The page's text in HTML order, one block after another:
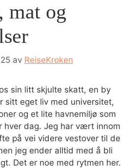
mat og
av ReiseKroken
sin litt skjulte skatt, en by
sitt eget liv med universitet,
og et lite havnemiljø som
hver dag. Jeg har vært innom
på vei videre vestover til de
jeg ender alltid med å bli
Det er noe med rytmen her.